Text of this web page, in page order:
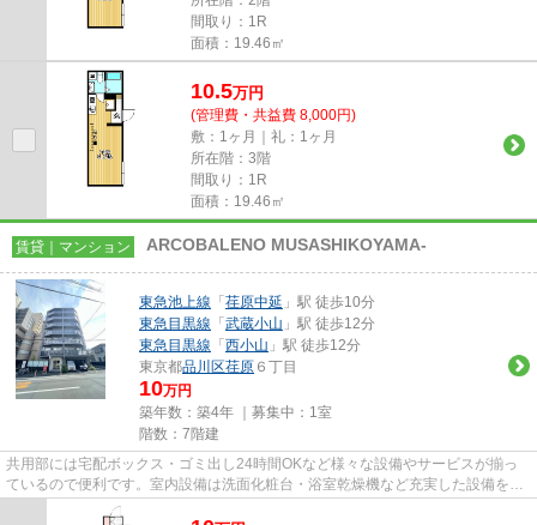
間取り：1R
面積：19.46㎡
10.5万円
(管理費・共益費 8,000円)
敷：1ヶ月｜礼：1ヶ月
所在階：3階
間取り：1R
面積：19.46㎡
賃貸｜マンション ARCOBALENO MUSASHIKOYAMA-
東急池上線 「 荏原中延 」駅 徒歩10分
東急目黒線 「 武蔵小山 」駅 徒歩12分
東急目黒線 「 西小山 」駅 徒歩12分
東京都品川区荏原 ６丁目
10万円
築年数：築4年 ｜募集中： 1室
階数：7階建
共用部には宅配ボックス・ゴミ出し24時間OKなど様々な設備やサービスが揃っ
ているので便利です。室内設備は洗面化粧台・浴室乾燥機など充実した設備を備
え付けています。セキュリティ...